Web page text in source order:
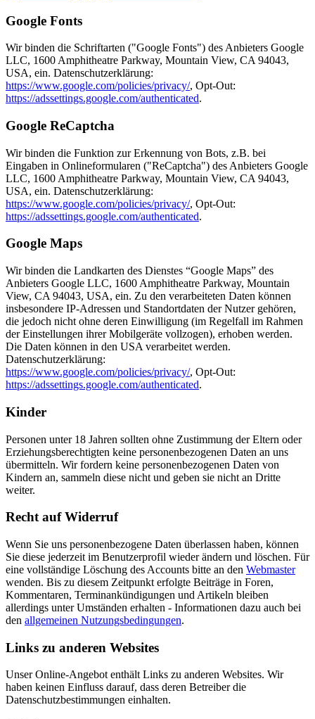
Google Fonts
Wir binden die Schriftarten ("Google Fonts") des Anbieters Google
LLC, 1600 Amphitheatre Parkway, Mountain View, CA 94043,
USA, ein. Datenschutzerklärung:
https://www.google.com/policies/privacy/, Opt-Out:
https://adssettings.google.com/authenticated.
Google ReCaptcha
Wir binden die Funktion zur Erkennung von Bots, z.B. bei
Eingaben in Onlineformularen ("ReCaptcha") des Anbieters Google
LLC, 1600 Amphitheatre Parkway, Mountain View, CA 94043,
USA, ein. Datenschutzerklärung:
https://www.google.com/policies/privacy/, Opt-Out:
https://adssettings.google.com/authenticated.
Google Maps
Wir binden die Landkarten des Dienstes “Google Maps” des
Anbieters Google LLC, 1600 Amphitheatre Parkway, Mountain
View, CA 94043, USA, ein. Zu den verarbeiteten Daten können
insbesondere IP-Adressen und Standortdaten der Nutzer gehören,
die jedoch nicht ohne deren Einwilligung (im Regelfall im Rahmen
der Einstellungen ihrer Mobilgeräte vollzogen), erhoben werden.
Die Daten können in den USA verarbeitet werden.
Datenschutzerklärung:
https://www.google.com/policies/privacy/, Opt-Out:
https://adssettings.google.com/authenticated.
Kinder
Personen unter 18 Jahren sollten ohne Zustimmung der Eltern oder
Erziehungsberechtigten keine personenbezogenen Daten an uns
übermitteln. Wir fordern keine personenbezogenen Daten von
Kindern an, sammeln diese nicht und geben sie nicht an Dritte
weiter.
Recht auf Widerruf
Wenn Sie uns personenbezogene Daten überlassen haben, können
Sie diese jederzeit im Benutzerprofil wieder ändern und löschen. Für
eine vollständige Löschung des Accounts bitte an den Webmaster
wenden. Bis zu diesem Zeitpunkt erfolgte Beiträge in Foren,
Kommentaren, Terminankündigungen und Artikeln bleiben
allerdings unter Umständen erhalten - Informationen dazu auch bei
den allgemeinen Nutzungsbedingungen.
Links zu anderen Websites
Unser Online-Angebot enthält Links zu anderen Websites. Wir
haben keinen Einfluss darauf, dass deren Betreiber die
Datenschutzbestimmungen einhalten.